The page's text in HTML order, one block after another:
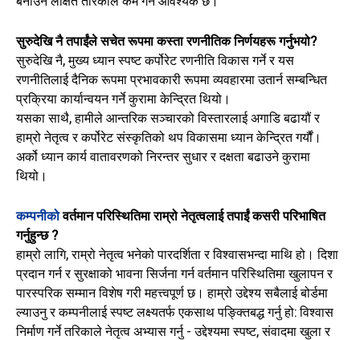
सुरुदेखि नै तपाईंले सचेत रूपमा कस्ता रणनीतिक निर्णयहरू गर्नुभयो?
सुरुदेखि नै, मुख्य ध्यान स्पष्ट कर्पोरेट रणनीति विकास गर्ने र यस
रणनीतिलाई दैनिक रूपमा प्रभावकारी रूपमा व्यवहारमा उतार्न सम्बन्धित
प्रक्रिया कार्यान्वयन गर्ने कुरामा केन्द्रित थियो।
यसका साथै, हामीले आन्तरिक सञ्चारको विस्तारलाई अगाडि बढायौं र
हाम्रो नेतृत्व र कर्पोरेट संस्कृतिको थप विकासमा ध्यान केन्द्रित गर्यौं।
अर्को ध्यान कार्य वातावरणको निरन्तर सुधार र दक्षता बढाउने कुरामा
थियो।
कम्पनीकोवर्तमान परिस्थितिमा राम्रो नेतृत्वलाई तपाईं कसरी परिभाषित
गर्नुहुन्छ?
हाम्रो लागि, राम्रो नेतृत्व भनेको पारदर्शिता र विश्वासभन्दा माथि हो। दिशा
प्रदान गर्न र सुरक्षाको भावना सिर्जना गर्न वर्तमान परिस्थितिमा खुलापन र
पारस्परिक सम्मान विशेष गरी महत्त्वपूर्ण छ। हाम्रो उद्देश्य सबैलाई बोर्डमा
ल्याउनु र कम्पनीलाई स्पष्ट लक्ष्यतर्फ एकसाथ पङ्क्तिबद्ध गर्नु हो: विश्वास
निर्माण गर्ने तरिकाले नेतृत्व अभ्यास गर्नु - उद्देश्यमा स्पष्ट, संवादमा खुला र